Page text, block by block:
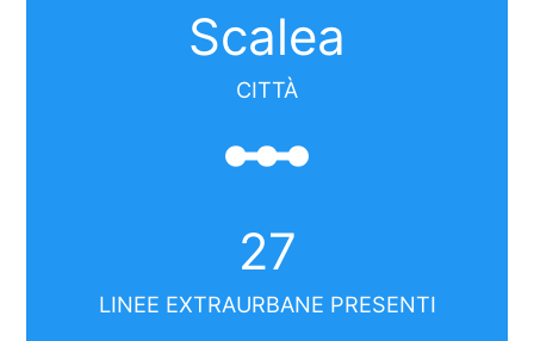
Scalea
CITTÀ
linear_scale
27
LINEE EXTRAURBANE PRESENTI